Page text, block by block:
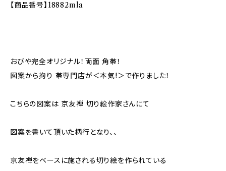
【商品番号】18882mla
おびや完全オリジナル！両面 角帯！
図案から拘り 帯専門店が＜本気!＞で作りました！
こちらの図案は 京友禅 切り絵作家さんにて
図案を書いて頂いた柄行となり、、
京友禅をベースに施される切り絵を作られている